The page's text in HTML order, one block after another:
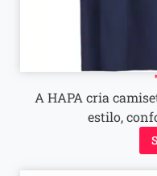
A HAPA cria
estilo,